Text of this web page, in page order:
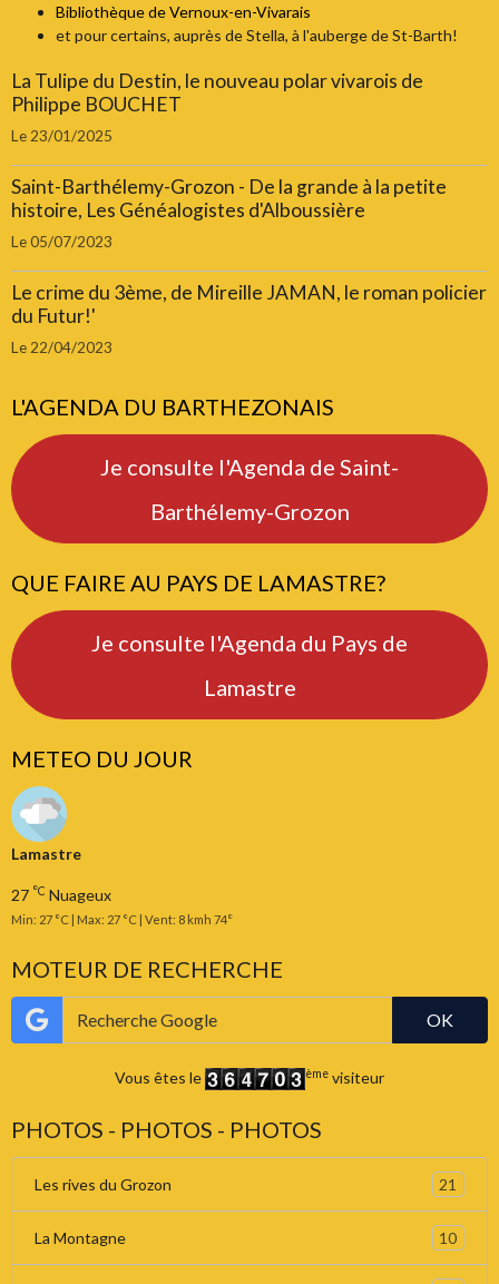
Bibliothèque de Vernoux-en-Vivarais
et pour certains, auprès de Stella, à l'auberge de St-Barth!
La Tulipe du Destin, le nouveau polar vivarois de
Philippe BOUCHET
Le 23/01/2025
Saint-Barthélemy-Grozon - De la grande à la petite
histoire, Les Généalogistes d'Alboussière
Le 05/07/2023
Le crime du 3ème, de Mireille JAMAN, le roman policier
du Futur!'
Le 22/04/2023
L'AGENDA DU BARTHEZONAIS
Je consulte l'Agenda de Saint-
Barthélemy-Grozon
QUE FAIRE AU PAYS DE LAMASTRE?
Je consulte l'Agenda du Pays de
Lamastre
METEO DU JOUR
Lamastre
27 °C Nuageux
Min: 27 °C | Max: 27 °C | Vent: 8 kmh 74°
MOTEUR DE RECHERCHE
OK
Vous êtes le ème visiteur
PHOTOS - PHOTOS - PHOTOS
Les rives du Grozon 21
La Montagne 10